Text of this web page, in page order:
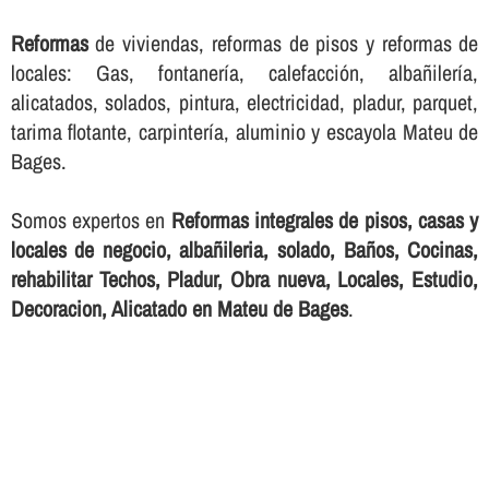
Reformasde viviendas, reformas de pisos y reformas de
locales: Gas, fontanerí­a, calefacción, albañilerí­a,
alicatados, solados, pintura, electricidad, pladur, parquet,
tarima flotante, carpinterí­a, aluminio y escayola Mateu de
Bages.
Somos expertos en Reformas integrales de pisos, casas y
locales de negocio, albañileria, solado, Baños, Cocinas,
rehabilitar Techos, Pladur, Obra nueva, Locales, Estudio,
Decoracion, Alicatado en Mateu de Bages.